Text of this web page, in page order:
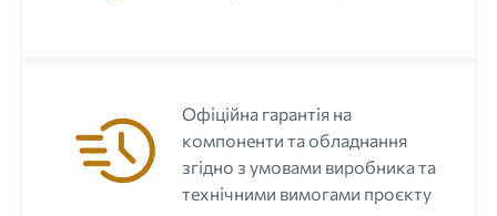
Офіційна гарантія на
компоненти та обладнання
згідно з умовами виробника та
технічними вимогами проєкту